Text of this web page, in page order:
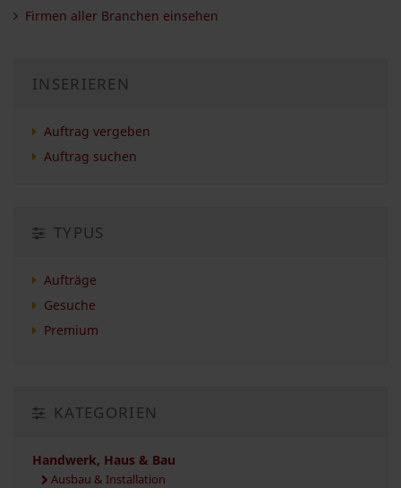
Firmen aller Branchen einsehen
INSERIEREN
Auftrag vergeben
Auftrag suchen
TYPUS
Aufträge
Gesuche
Premium
KATEGORIEN
Handwerk, Haus & Bau
Ausbau & Installation